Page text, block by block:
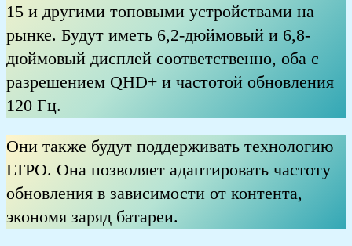
15 и другими топовыми устройствами на
рынке. Будут иметь 6,2-дюймовый и 6,8-
дюймовый дисплей соответственно, оба с
разрешением QHD+ и частотой обновления
120 Гц.
Они также будут поддерживать технологию
LTPO. Она позволяет адаптировать частоту
обновления в зависимости от контента,
экономя заряд батареи.